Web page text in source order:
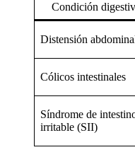
Condición
Distensión
Cólicos intestinales
Síndrome de
irritable (SII)